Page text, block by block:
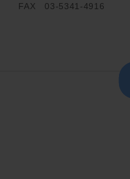
FAX 03-5341-4916